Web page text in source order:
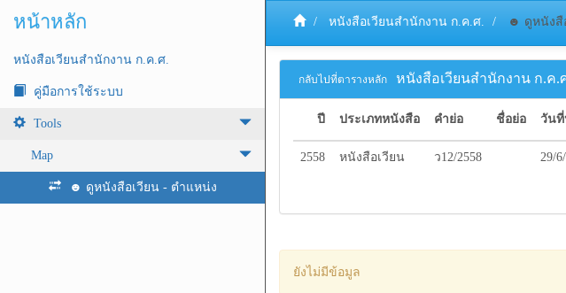
หน้าหลัก
หนังสือเวียนสำนักงาน ก.ค.ศ.
คู่มือการใช้ระบบ
Tools
Map
☻ ดูหนังสือเวียน - ตำแหน่ง
หนังสือเวียนสำนักงาน ก.ค.ศ. ☻ ดูหนังสื
กลับไปที่ตารางหลัก หนังสือเวียนสำนักงาน ก.ค.
ปี ประเภทหนังสือ คำย่อ ชื่อย่อ วันที่
2558 หนังสือเวียน ว12/2558 29/
ยังไม่มีข้อมูล